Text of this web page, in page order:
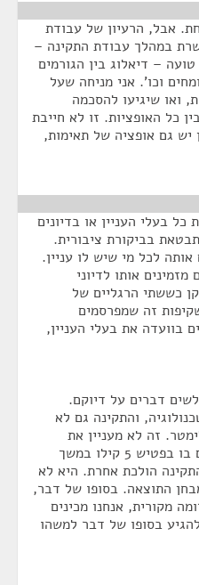
אבל, הרעיון של עבודת
במהלך עבודת התקינה –
– דיאלוג בין הגורמים
וכו'. אני מניחה שעל
ואו שיגיעו להסכמה
כל האופציות. זו לא חייבת
יש גם אופציה של תאימות,
בעלי העניין או בדיונים
בביקורת ציבורית.
לכל מי שיש לו עניין.
אותו לדיוני
כששתי הרגליים של
זה שמפרסמים
בוועדה את בעלי העניין,
דברים על דיוקם.
והתקינה גם לא
זה לא מעניין את
התקינה. המעניין הוא שאם מכים בו בפטיש 5 קילו במשך
הולכת אחרת. היא לא
התוצאה. בסופו של דבר,
מקורית, אנחנו מכינים
בסופו של דבר למשהו